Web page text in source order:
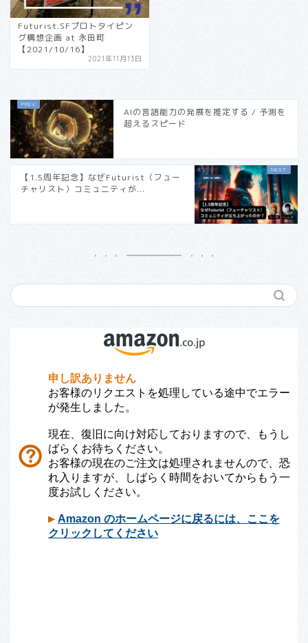
Futurist.SFプロトタイピン
グ構想企画 at 永田町
【2021/10/16】
2021年11月13日
AIの言語能力の発展を推定する / 予測を
超えるスピード
【1.5周年記念】なぜFuturist（フュー
チャリスト）コミュニティが...